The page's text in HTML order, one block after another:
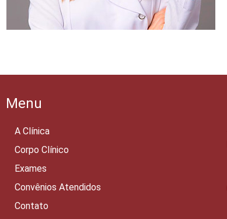
Menu
A Clínica
Corpo Clínico
Exames
Convênios Atendidos
Contato